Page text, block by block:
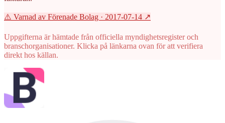
⚠️ Varnad av Förenade Bolag · 2017-07-14 ↗
Uppgifterna är hämtade från officiella myndighetsregister och
branschorganisationer. Klicka på länkarna ovan för att verifiera
direkt hos källan.